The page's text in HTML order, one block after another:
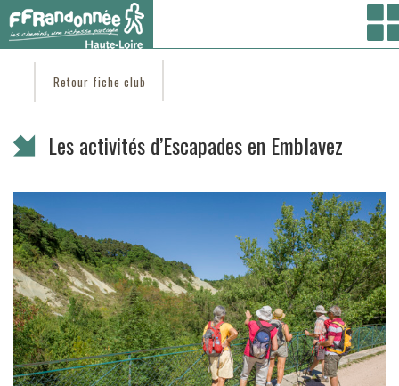
Vous êtes ici :Accueil/ Coté clubs /
/ Les
activités d’Escapades en Emblavez
Retour fiche club
Les activités d’Escapades en Emblavez